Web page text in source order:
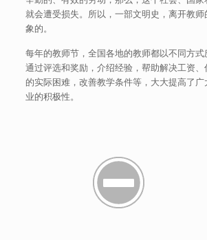
就会遭受损失。所以，一部文明史，离开教
象的。
每年的教师节，全国各地的教师都以不同方式
通过评选和奖励，介绍经验，帮助解决工资
的实际困难，改善教学条件等，大大提高了
业的积极性。